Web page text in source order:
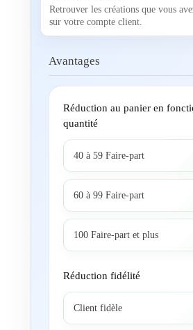
Retrouver les créations que vous
sur votre compte client.
Avantages
Réduction au panier en
quantité
40 à 59 Faire-part
60 à 99 Faire-part
100 Faire-part et plus
Réduction fidélité
Client fidèle